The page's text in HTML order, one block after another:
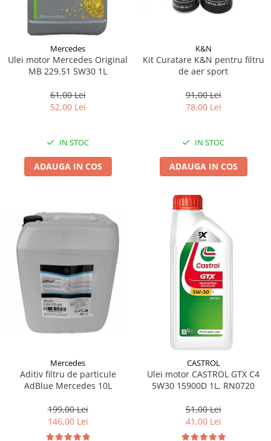
Mercedes
Ulei motor Mercedes Original
MB 229.51 5W30 1L
61,00 Lei
52,00 Lei
IN STOC
ADAUGA IN COS
K&N
Kit Curatare K&N pentru filtru
de aer sport
91,00 Lei
78,00 Lei
IN STOC
ADAUGA IN COS
Mercedes
Aditiv filtru de particule
AdBlue Mercedes 10L
199,00 Lei
146,00 Lei
CASTROL
Ulei motor CASTROL GTX C4
5W30 15900D 1L, RN0720
51,00 Lei
41,00 Lei